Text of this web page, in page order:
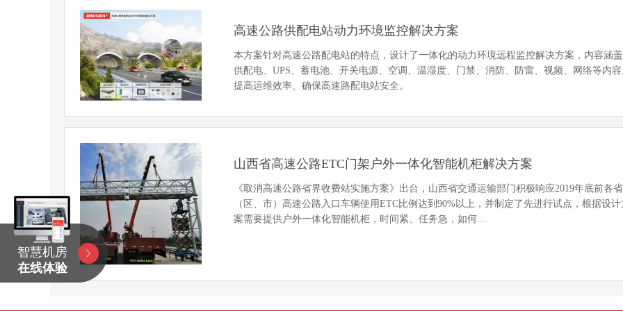
高速公路供配电站动力环境监控解决方案
本方案针对高速公路配电站的特点，设计了一体化的动力环境远程监控解决方案，内容涵盖
供配电、UPS、蓄电池、开关电源、空调、温湿度、门禁、消防、防雷、视频、网络等内容
提高运维效率、确保高速路配电站安全。
山西省高速公路ETC门架户外一体化智能机柜解决方案
《取消高速公路省界收费站实施方案》出台，山西省交通运输部门积极响应2019年底前各省
（区、市）高速公路入口车辆使用ETC比例达到90%以上，并制定了先进行试点，根据设计
案需要提供户外一体化智能机柜，时间紧、任务急，如何…
智慧机房
在线体验